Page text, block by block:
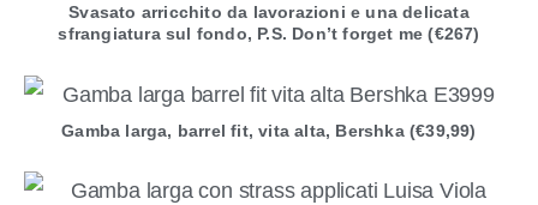
Svasato arricchito da lavorazioni e una delicata
sfrangiatura sul fondo, P.S. Don’t forget me (€267)
Gamba larga, barrel fit, vita alta, Bershka (€39,99)